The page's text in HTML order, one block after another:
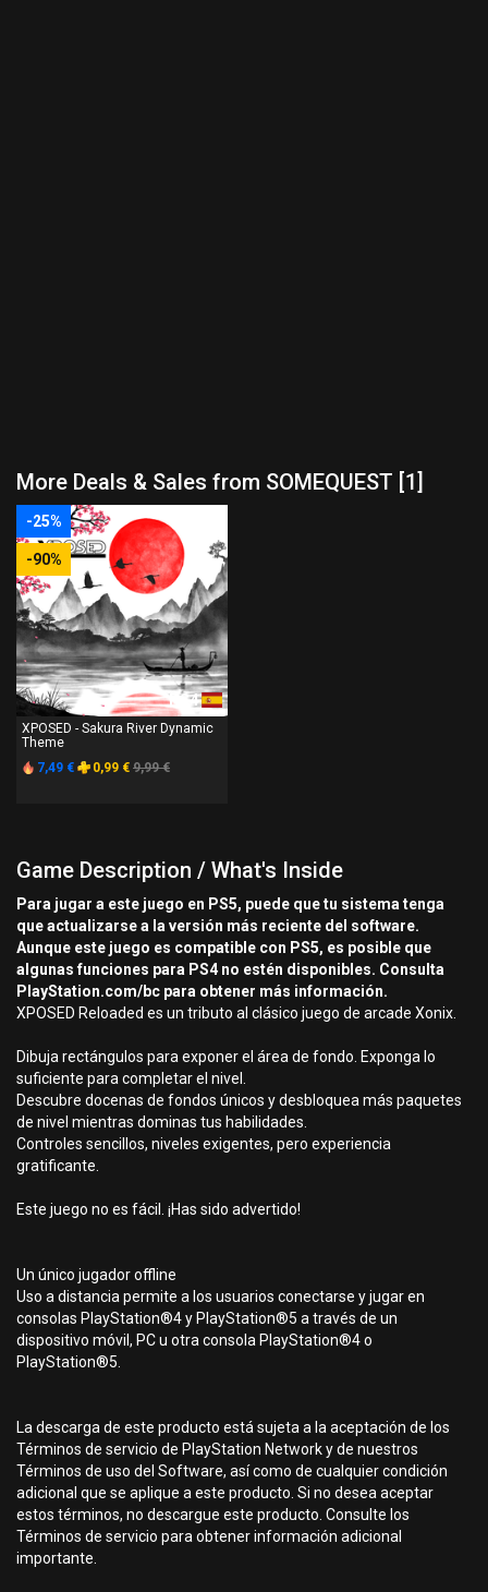
More Deals & Sales from SOMEQUEST [1]
-25%
-90%
PS4
XPOSED - Sakura River Dynamic
Theme
7,49 €
0,99 € 9,99 €
Game Description / What's Inside
Para jugar a este juego en PS5, puede que tu sistema tenga
que actualizarse a la versión más reciente del software.
Aunque este juego es compatible con PS5, es posible que
algunas funciones para PS4 no estén disponibles. Consulta
PlayStation.com/bc para obtener más información.
XPOSED Reloaded es un tributo al clásico juego de arcade Xonix.
Dibuja rectángulos para exponer el área de fondo. Exponga lo
suficiente para completar el nivel.
Descubre docenas de fondos únicos y desbloquea más paquetes
de nivel mientras dominas tus habilidades.
Controles sencillos, niveles exigentes, pero experiencia
gratificante.
Este juego no es fácil. ¡Has sido advertido!
Un único jugador offline
Uso a distancia permite a los usuarios conectarse y jugar en
consolas PlayStation®4 y PlayStation®5 a través de un
dispositivo móvil, PC u otra consola PlayStation®4 o
PlayStation®5.
La descarga de este producto está sujeta a la aceptación de los
Términos de servicio de PlayStation Network y de nuestros
Términos de uso del Software, así como de cualquier condición
adicional que se aplique a este producto. Si no desea aceptar
estos términos, no descargue este producto. Consulte los
Términos de servicio para obtener información adicional
importante.